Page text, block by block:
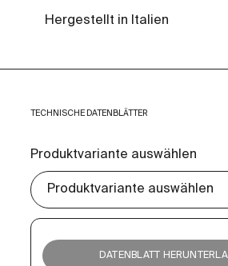
Hergestellt in Italien
TECHNISCHE DATENBLÄTTER
Produktvariante auswählen
DATENBLATT